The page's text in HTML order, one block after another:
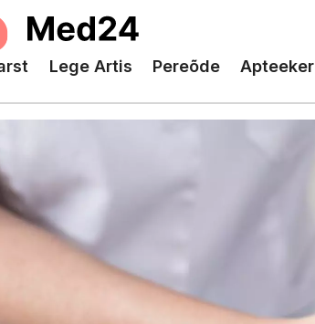
Lege Artis Pereõde Apteeker